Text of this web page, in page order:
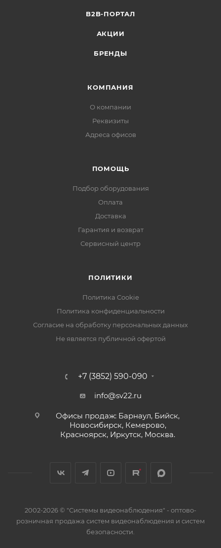
B2B-ПОРТАЛ
АКЦИИ
БРЕНДЫ
КОМПАНИЯ
О компании
Реквизиты
Адреса офисов
ПОМОЩЬ
Подбор оборудования
Оплата
Доставка
Гарантия и возврат
Сервисный центр
ПОЛИТИКИ
Политика Cookie
Политика конфиденциальности
Согласие на обработку персональных данных
Не является публичной офертой
+7 (3852) 590-090
info@sv22.ru
Офисы продаж: Барнаул, Бийск,
Новосибирск, Кемерово,
Красноярск, Иркутск, Москва.
2002-2026 © "Системы видеонаблюдения" - оптово-
розничная продажа систем видеонаблюдения и систем
безопасности.